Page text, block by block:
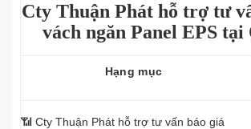
Cty Thuận Phát hỗ trợ tư
vách ngăn Panel EPS tại
Hạng mục
📶 Cty Thuận Phát hỗ trợ tư vấn báo giá